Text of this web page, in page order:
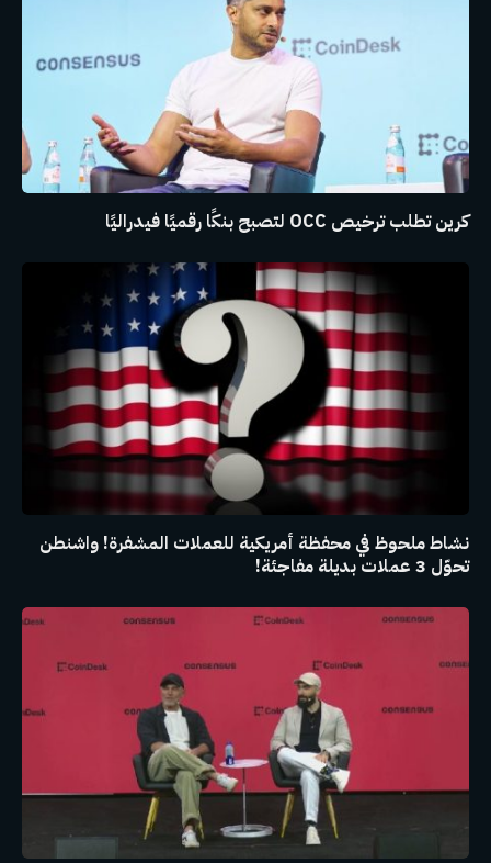
كرين تطلب ترخيص OCC لتصبح بنكًا رقميًا فيدراليًا
نشاط ملحوظ في محفظة أمريكية للعملات المشفرة! واشنطن
تحوّل 3 عملات بديلة مفاجئة!